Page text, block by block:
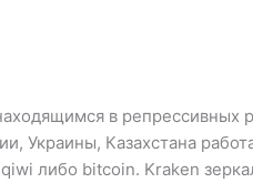
в репрессивных
Украины, Казахстана
либо bitcoin. Kraken